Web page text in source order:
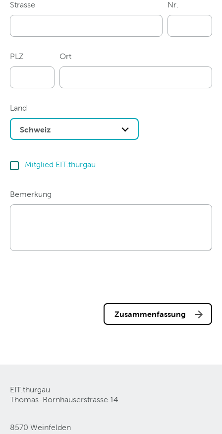
Strasse Nr.
PLZ Ort
Land
Schweiz
Mitglied EIT.thurgau
Bemerkung
Zusammenfassung
EIT.thurgau
Thomas-Bornhauserstrasse 14
8570 Weinfelden